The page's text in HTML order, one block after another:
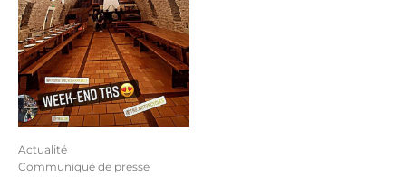
Actualité
Communiqué de presse